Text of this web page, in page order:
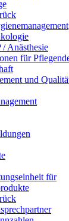
/ Anästhesie
für
und
für